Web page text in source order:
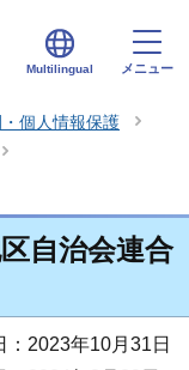
Multilingual メニュー
個人情報保護
自治会連合
：2023年10月31日